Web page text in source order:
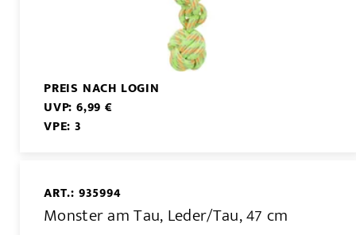
PREIS NACH LOGIN
UVP: 6,99 €
VPE: 3
ART.: 935994
Monster am Tau, Leder/Tau, 47 cm